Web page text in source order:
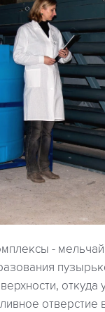
-
отверстие